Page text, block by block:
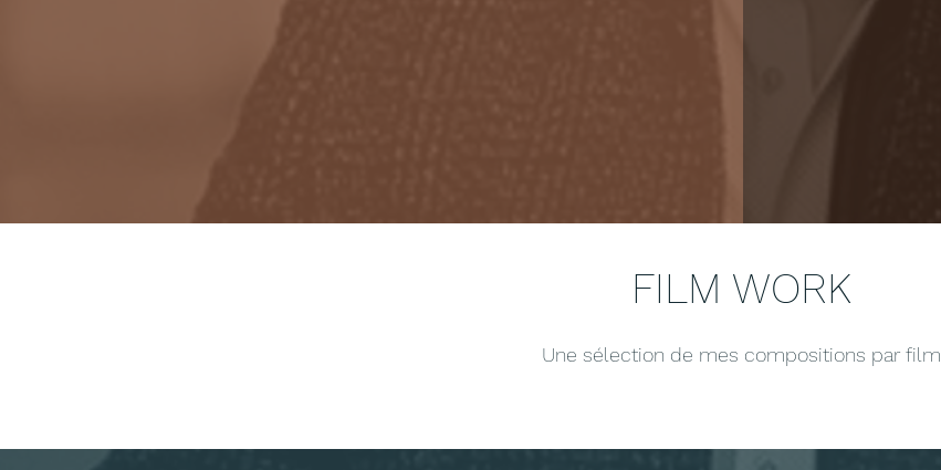
FILM WORK
Une sélection de mes compositions par film